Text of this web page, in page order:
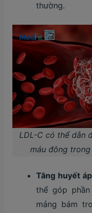
thường.
LDL-C có thể dẫn
máu đông
Tăng huyết
thể góp
mảng bám